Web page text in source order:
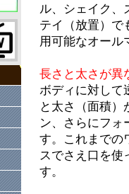
ル、シェイク、
テイ（放置）で
用可能なオール
長さと太さが異
ボディに対して
と太さ（面積
ン、さらにフォ
す。これまでの
スでさえ口を使
す。